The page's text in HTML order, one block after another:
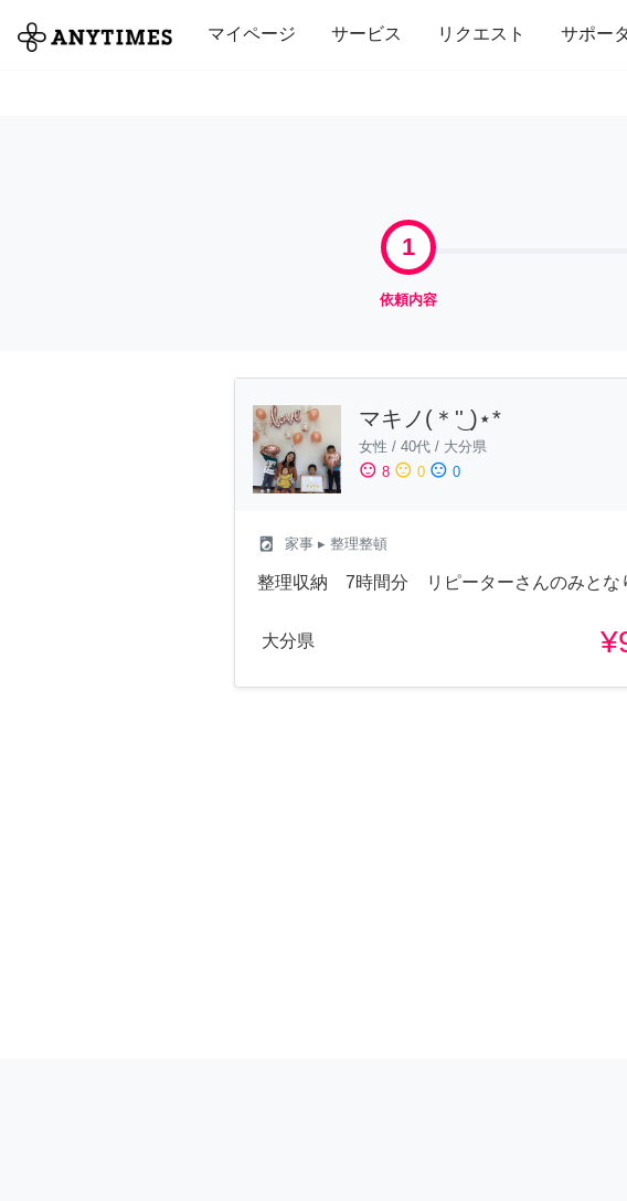
マイページ サービス リクエスト サポー
全て 修理・組立 家事 引っ越し インテリア
1
依頼内容
マキノ(＊'͜' )⋆*
女性 / 40代 / 大分県
sentiment_satisfied 8 sentiment_neutral 0 sentiment_dissatisfied 0
local_laundry_service 家事 ▸ 整理整頓
整理収納 7時間分 リピーターさんのみとな
大分県